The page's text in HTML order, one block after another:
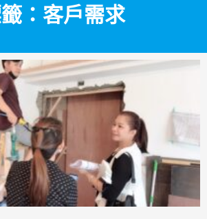
：客戶需求